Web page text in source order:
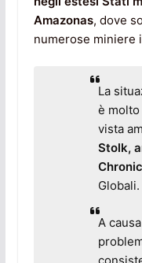
Amazonas, dove
numerose miniere
La
è molto
vista
Stolk,
Globali.
A